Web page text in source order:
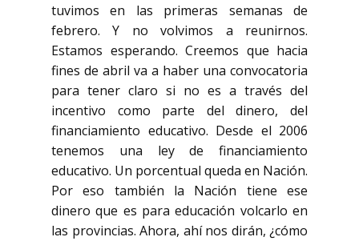
tuvimos en las primeras semanas de
febrero. Y no volvimos a reunirnos.
Estamos esperando. Creemos que hacia
fines de abril va a haber una convocatoria
para tener claro si no es a través del
incentivo como parte del dinero, del
financiamiento educativo. Desde el 2006
tenemos una ley de financiamiento
educativo. Un porcentual queda en Nación.
Por eso también la Nación tiene ese
dinero que es para educación volcarlo en
las provincias. Ahora, ahí nos dirán, ¿cómo